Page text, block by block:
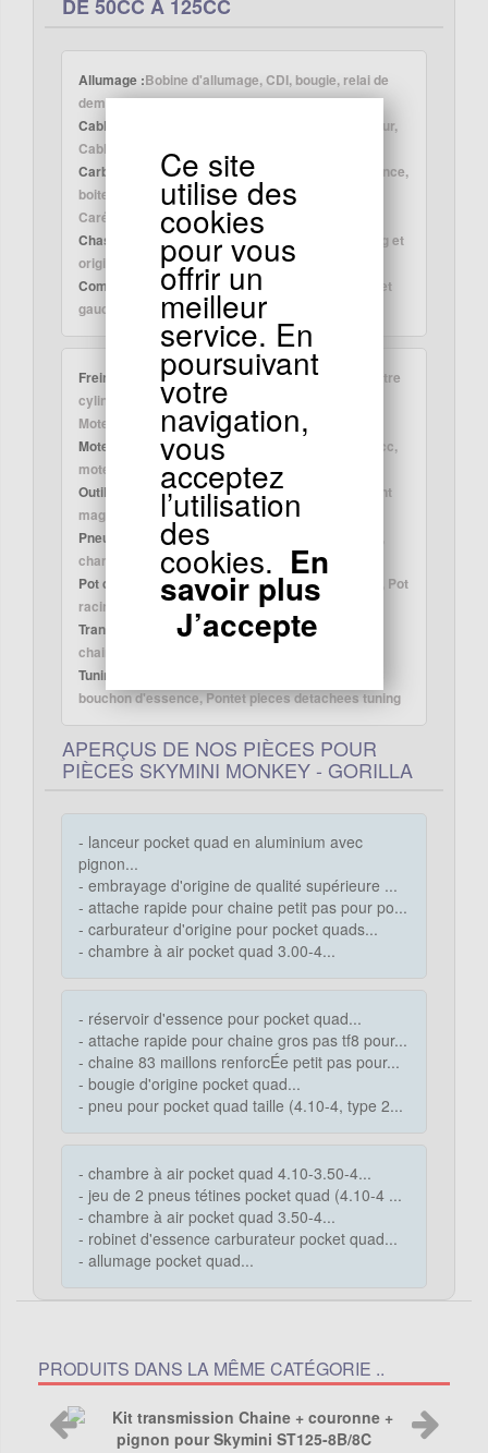
DE 50CC À 125CC
Allumage :Bobine d'allumage, CDI, bougie, relai de
demarrage, capteur bequille
Cable :
Cable frein et d'embrayage, Câble compteur,
Cables d'accélérateur
Carburation : Carburateur, filtre à air, Filtre à essence,
boite à air, Filtre racing
Carénages :
Chassis :
Cadre, Bras oscillant, Cales pieds tuning et
origine Protection bras oscillant
Compteur :
Phare , Feux arrière, Clignottant droit et
gauche, Compteur vitesse
Freinage :
Disque frein , Plaquette frein, etrier, Maitre
cylindre
Moteur Euro4 :
Moteur Monkey - Gorilla :
Piston, pièce moteur 50cc,
moteur 125cc, Pochette joints, Radiateur d'huile
Outillage :
Cle démonte embrayage, Arrache Volant
magnétique, Cle démonte allumage
Pneumatique :Jantes aluminium, jante tole, valve,
chambre à air, Pneu tubless
Pot d'échappement :pot d'échappement d'origine, Pot
racing Monkey Gorilla
Transmission :
Pignon, Chaine renforcée Guide
chaine, couronne, tendeur, guide chaine
Tuning Monkey - Gorilla :
bouchon d'essence, Pontet pieces detachees tuning
APERÇUS DE NOS PIÈCES POUR
PIÈCES SKYMINI MONKEY - GORILLA
- lanceur pocket quad en aluminium avec
pignon...
- embrayage d'origine de qualité supérieure ...
- attache rapide pour chaine petit pas pour po...
- carburateur d'origine pour pocket quads...
- chambre à air pocket quad 3.00-4...
- réservoir d'essence pour pocket quad...
- attache rapide pour chaine gros pas tf8 pour...
- chaine 83 maillons renforcÉe petit pas pour...
- bougie d'origine pocket quad...
- pneu pour pocket quad taille (4.10-4, type 2...
- chambre à air pocket quad 4.10-3.50-4...
- jeu de 2 pneus tétines pocket quad (4.10-4 ...
- chambre à air pocket quad 3.50-4...
- robinet d'essence carburateur pocket quad...
- allumage pocket quad...
PRODUITS DANS LA MÊME CATÉGORIE ..
Ce site
utilise des
cookies
pour vous
offrir un
meilleur
service. En
poursuivant
votre
navigation,
vous
acceptez
l’utilisation
des
cookies. En
savoir plus
J’accepte